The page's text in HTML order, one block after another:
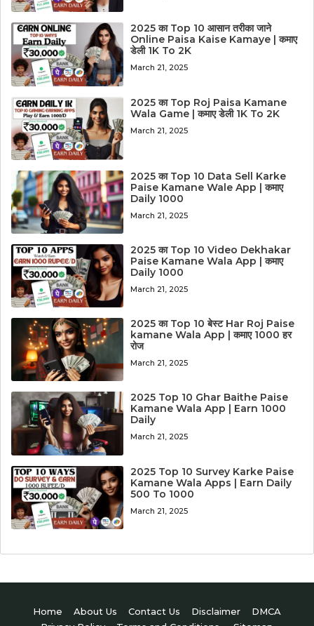
2025 का Top 10 आसान तरीका जाने
Online Paisa Kaise Kamaye | कमाए
डेली 1K To 2K
March 21, 2025
2025 का Top Roj Paisa Kamane
Wala Game | कमाए डेली 1K To 2K
March 21, 2025
2025 का Top 10 Data Sell Karke
Paise Kamane Wale App | कमाए
Daily 1000
March 21, 2025
2025 का Top 10 Video Dekhakar
Paise Kamane Wala App | कमाए
Daily 1000
March 21, 2025
2025 का Top 10 बेस्ट Har Roj Paise
kamane Wala App | कमाए 1000 हर
रोज
March 21, 2025
2025 Top 10 Ghar Baithe Paise
Kamane Wala App | Earn 1000
Daily
March 21, 2025
2025 Top 10 Survey Karke Paise
Kamane Wala Apps | Earn Daily
500 To 1000
March 21, 2025
Home About Us Contact Us Disclaimer
DMCA